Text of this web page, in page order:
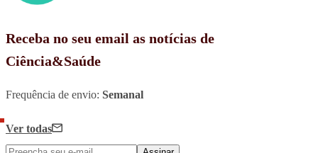
Receba no seu email as notícias de
Ciência&Saúde
Frequência de envio: Semanal
Ver todas